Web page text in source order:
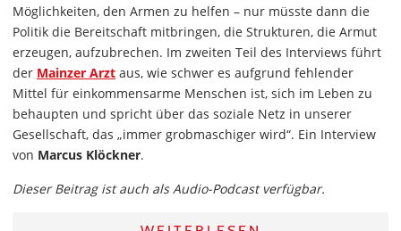
Möglichkeiten, den Armen zu helfen – nur müsste dann die
Politik die Bereitschaft mitbringen, die Strukturen, die Armut
erzeugen, aufzubrechen. Im zweiten Teil des Interviews führt
der Mainzer Arzt aus, wie schwer es aufgrund fehlender
Mittel für einkommensarme Menschen ist, sich im Leben zu
behaupten und spricht über das soziale Netz in unserer
Gesellschaft, das „immer grobmaschiger wird“. Ein Interview
von Marcus Klöckner.
Dieser Beitrag ist auch als Audio-Podcast verfügbar.